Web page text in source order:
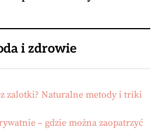
i zdrowie
zalotki? Naturalne metody i triki
– gdzie można zaopatrzyć